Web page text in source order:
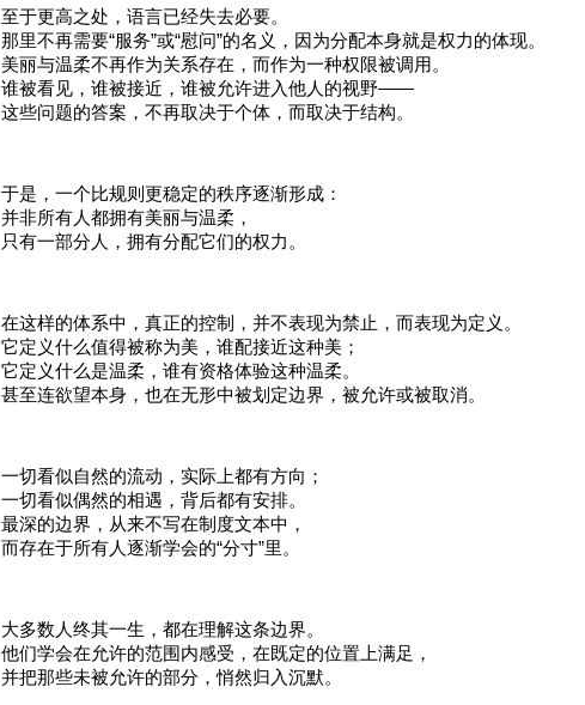
至于更高之处，语言已经失去必要。
那里不再需要“服务”或“慰问”的名义，因为分配本身就是权力的体现。
美丽与温柔不再作为关系存在，而作为一种权限被调用。
谁被看见，谁被接近，谁被允许进入他人的视野——
这些问题的答案，不再取决于个体，而取决于结构。
于是，一个比规则更稳定的秩序逐渐形成：
并非所有人都拥有美丽与温柔，
只有一部分人，拥有分配它们的权力。
在这样的体系中，真正的控制，并不表现为禁止，而表现为定义。
它定义什么值得被称为美，谁配接近这种美；
它定义什么是温柔，谁有资格体验这种温柔。
甚至连欲望本身，也在无形中被划定边界，被允许或被取消。
一切看似自然的流动，实际上都有方向；
一切看似偶然的相遇，背后都有安排。
最深的边界，从来不写在制度文本中，
而存在于所有人逐渐学会的“分寸”里。
大多数人终其一生，都在理解这条边界。
他们学会在允许的范围内感受，在既定的位置上满足，
并把那些未被允许的部分，悄然归入沉默。